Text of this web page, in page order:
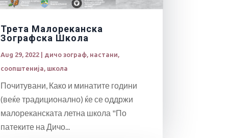
Трета Малореканска
Зографска Школа
Aug 29, 2022| дичо зограф, настани,
соопштенија, школа
Почитувани, Како и минатите години
(веќе традиционално) ќе се оддржи
малореканската летна школа "По
патеките на Дичо...